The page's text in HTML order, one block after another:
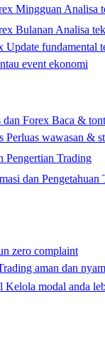
MingguanAnalisa
BulananAnalisa
Update fundamental
event ekonomi
dan Forex Baca &
Perluas wawasan &
Pengertian Trading
dan Pengetahuan
zero complaint
aman dan
Kelola modal anda